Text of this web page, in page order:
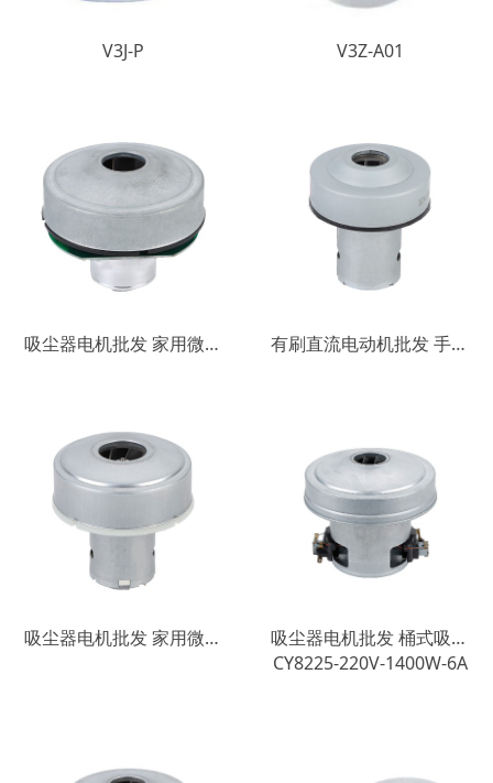
V3J-P V3Z-A01
吸尘器电机批发 家用微型18A直流电动机 高功率低噪音微型电机 有刷直流电动机批发 手持吸尘器电机 高功率高转速低噪音直流电机
吸尘器电机批发 家用微型直流电动机 高功率低噪音小家电微型电机
吸尘器电机批发 桶式吸尘器有刷电机1400W大功率低噪音高转速电机
CY8225-220V-1400W-6A